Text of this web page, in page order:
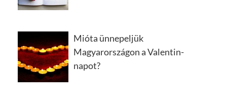
Mióta ünnepeljük
Magyarországon a Valentin-
napot?